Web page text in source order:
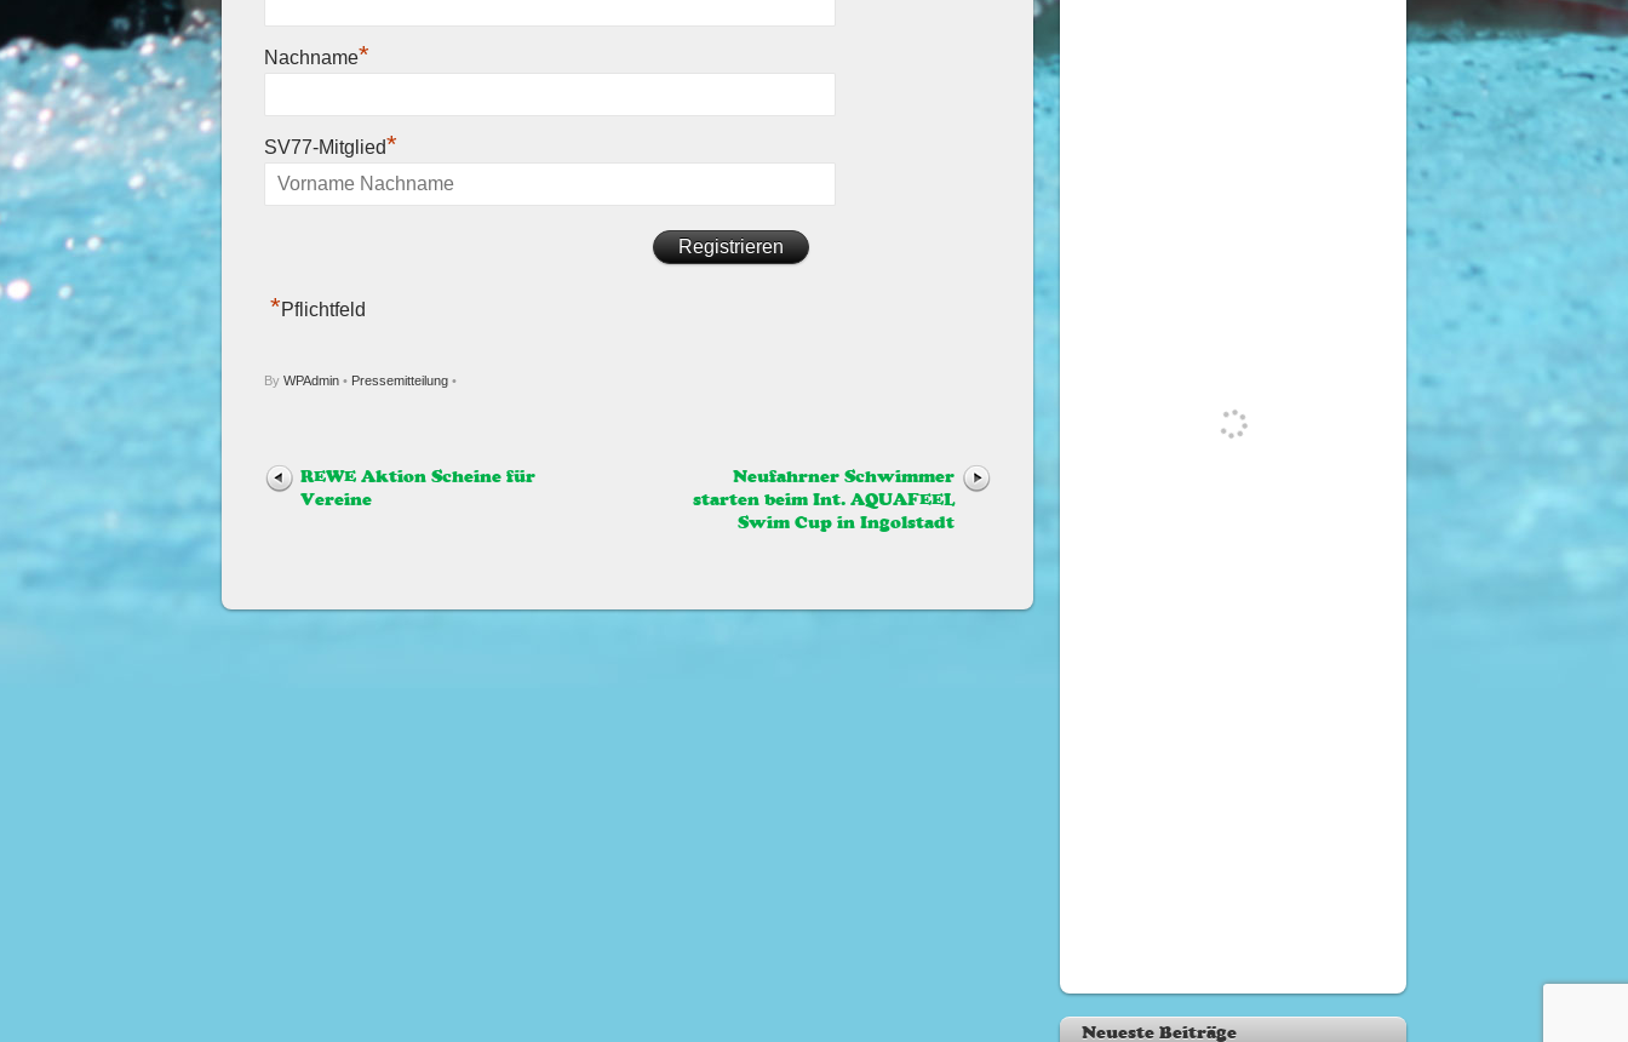
Nachname*
SV77-Mitglied*
*Pflichtfeld
By WPAdmin • Pressemitteilung •
REWE Aktion Scheine für
Vereine
Neufahrner Schwimmer
starten beim Int. AQUAFEEL
Swim Cup in Ingolstadt
Neueste Beiträge